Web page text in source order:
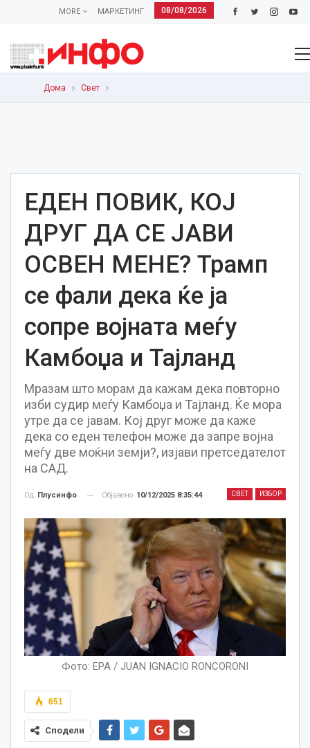
08/08/2026
МАРКЕТИНГ
MORE
Дома Свет
ЕДЕН ПОВИК, КОЈ
ДРУГ ДA СЕ ЈАВИ
ОСВЕН МЕНЕ? Трамп
се фали дека ќе ја
сопре војната меѓу
Камбоџа и Тајланд
Мразам што морам да кажам дека повторно
изби судир меѓу Камбоџа и Тајланд. Ќе мора
утре да се јавам. Кој друг може да каже
дека со еден телефон може да запре војна
меѓу две моќни земји?, изјави претседателот
на САД.
СВЕТ ИЗБОР
Од Плусинфо Објавено 10/12/2025 8:35:44
Фото: EPA / JUAN IGNACIO RONCORONI
651
Сподели